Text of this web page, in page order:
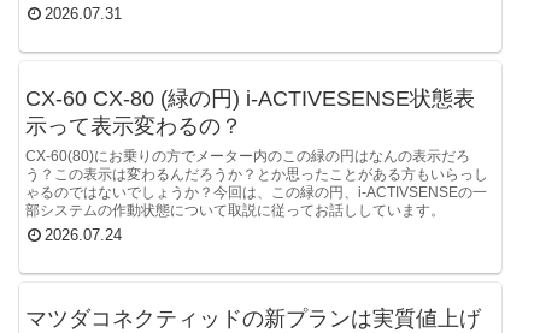
2026.07.31
CX-60 CX-80 (緑の円) i-ACTIVESENSE状態表
示って表示変わるの？
CX-60(80)にお乗りの方でメーター内のこの緑の円はなんの表示だろ
う？この表示は変わるんだろうか？とか思ったことがある方もいらっし
ゃるのではないでしょうか？今回は、この緑の円、i-ACTIVSENSEの一
部システムの作動状態について取説に従ってお話ししています。
2026.07.24
マツダコネクティッドの新プランは実質値上げ